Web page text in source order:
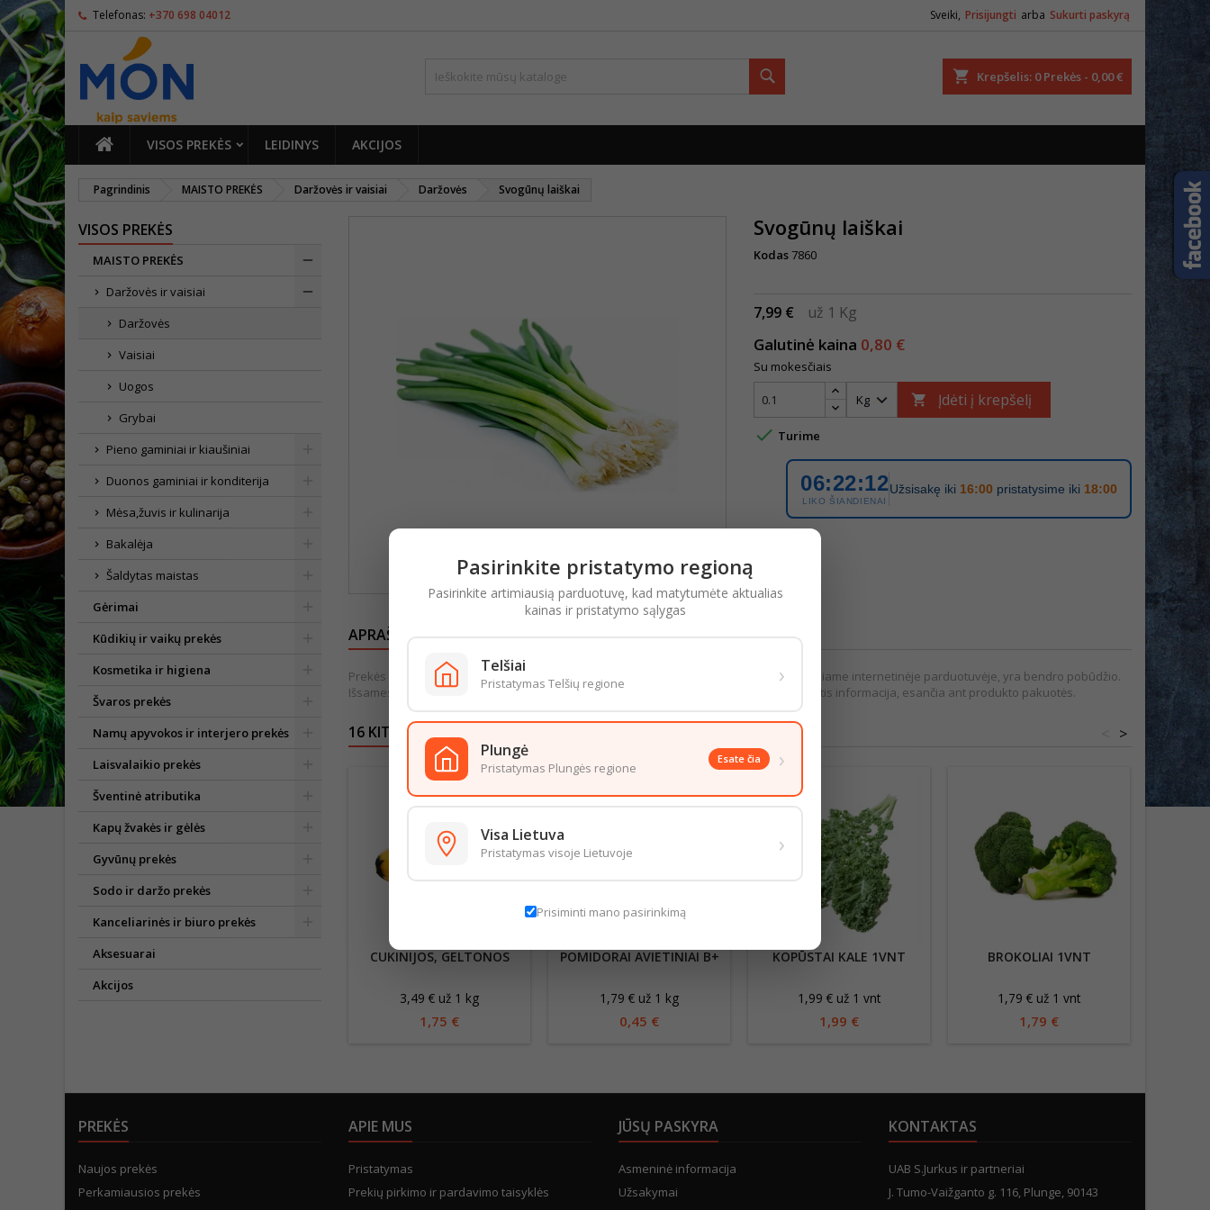
Telefonas: +370 698 04012 Sveiki, Prisijungti arba Sukurti paskyrą
Krepšelis 0 Prekės - 0,00 €
PAGRINDINIS
VISOS PREKĖS LEIDINYS AKCIJOS
Pagrindinis MAISTO PREKĖS Daržovės ir vaisiai Daržovės Svogūnų laiškai
VISOS PREKĖS
MAISTO PREKĖS
Daržovės ir vaisiai
Daržovės
Vaisiai
Uogos
Grybai
Pieno gaminiai ir kiaušiniai
Duonos gaminiai ir konditerija
Mėsa,žuvis ir kulinarija
Bakalėja
Šaldytas maistas
Gėrimai
Kūdikių ir vaikų prekės
Kosmetika ir higiena
Švaros prekės
Namų apyvokos ir interjero prekės
Laisvalaikio prekės
Šventinė atributika
Kapų žvakės ir gėlės
Gyvūnų prekės
Sodo ir daržo prekės
Kanceliarinės ir biuro prekės
Aksesuarai
Akcijos
Svogūnų laiškai
Kodas 7860
7,99 € už 1 Kg
Galutinė kaina 0,80 €
Su mokesčiais
 Įdėti į krepšelį
 Turime
06:22:12
LIKO ŠIANDIENAI
Užsisakę iki 16:00 pristatysime iki 18:00
APRAŠYMAS
Prekės išvaizda gali šiek tiek skirtis nuo pateiktos nuotraukoje. Informacija, kurią pateikiame internetinėje parduotuvėje, yra bendro pobūdžio.
Išsamesnė informacija pateikiama ant produkto pakuotės. Rekomenduojame vadovautis informacija, esančia ant produkto pakuotės.
16 KITOS PREKĖS TOJE PAČIOJE KATEGORIJOJE: >
CUKINIJOS, GELTONOS
3,49 € už 1 kg
1,75 €
POMIDORAI AVIETINIAI B+
1,79 € už 1 kg
0,45 €
KOPŪSTAI KALE 1VNT
1,99 € už 1 vnt
1,99 €
BROKOLIAI 1VNT
1,79 € už 1 vnt
1,79 €
PREKĖS
Naujos prekės
Perkamiausios prekės
APIE MUS
Pristatymas
Prekių pirkimo ir pardavimo taisyklės
JŪSŲ PASKYRA
Asmeninė informacija
Užsakymai
KONTAKTAS
UAB S.Jurkus ir partneriai
J. Tumo-Vaižganto g. 116, Plunge, 90143
Pasirinkite pristatymo regioną
Pasirinkite artimiausią parduotuvę, kad matytumėte aktualias
kainas ir pristatymo sąlygas
Telšiai
Pristatymas Telšių regione ›
Plungė
Pristatymas Plungės regione
Esate čia ›
Visa Lietuva
Pristatymas visoje Lietuvoje ›
Prisiminti mano pasirinkimą